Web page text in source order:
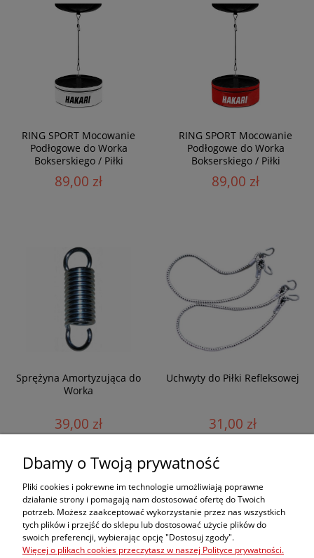
RING SPORT Mocowanie
Podłogowe do Worka
Bokserskiego / Piłki
Refleksowej HAKARI Biało-
Czarne
89,00 zł
RING SPORT Mocowanie
Podłogowe do Worka
Bokserskiego / Piłki
Refleksowej HAKARI
Czerwono-Czarne
89,00 zł
Sprężyna Amortyzująca do
Worka
39,00 zł
Uchwyty do Piłki Refleksowej
31,00 zł
Zamówienia
Moje konto
dobrekimona
Dbamy o Twoją prywatność
Pliki cookies i pokrewne im technologie umożliwiają poprawne
działanie strony i pomagają nam dostosować ofertę do Twoich
potrzeb. Możesz zaakceptować wykorzystanie przez nas wszystkich
tych plików i przejść do sklepu lub dostosować użycie plików do
swoich preferencji, wybierając opcję "Dostosuj zgody".
Więcej o plikach cookies przeczytasz w naszej Polityce prywatności.